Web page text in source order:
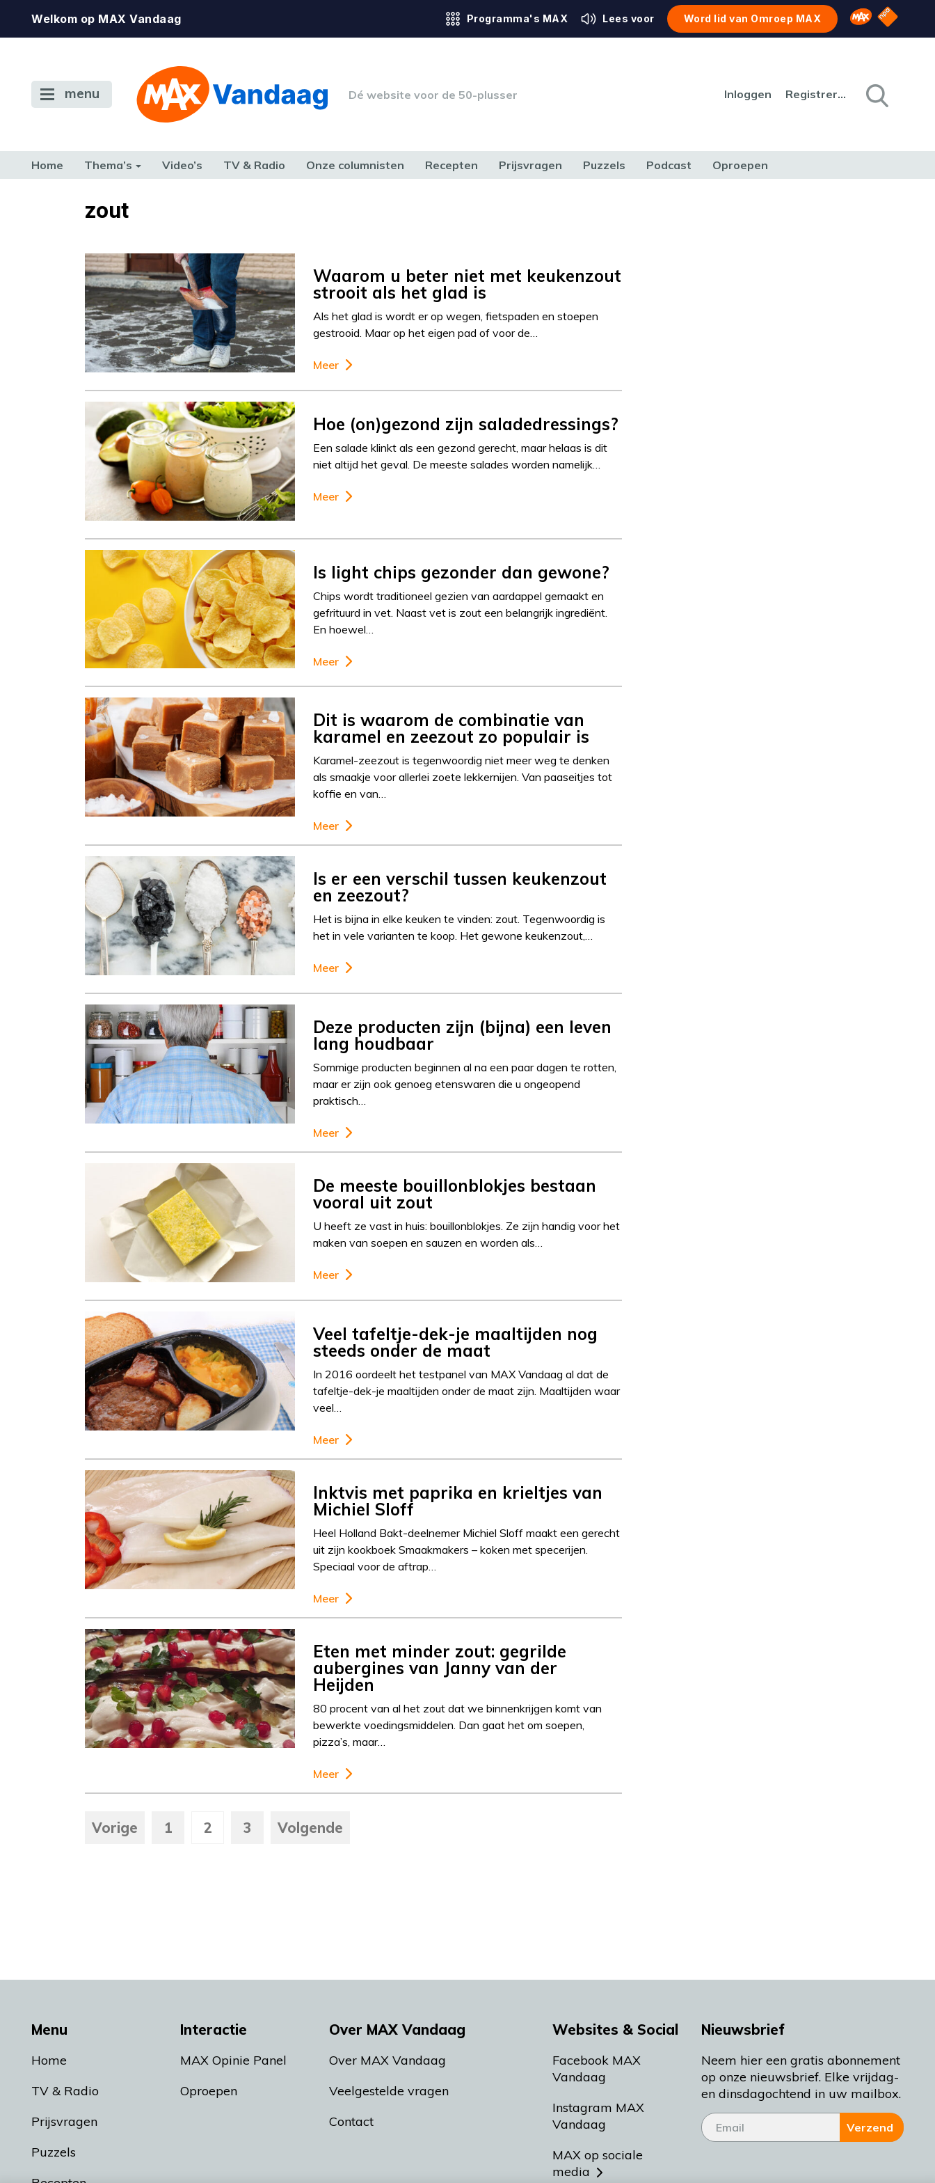
Welkom op MAX Vandaag Programma's MAX Lees voor Word lid van Omroep MAX Omroep MAX
NPO
menu Dé website voor de 50-plusser Inloggen Registreren
Home Thema’s Video’s TV & Radio Onze columnisten Recepten Prijsvragen Puzzels Podcast Oproepen
TERUG NAAR TOEN
zout
Waarom u beter niet met keukenzout
strooit als het glad is
Als het glad is wordt er op wegen, fietspaden en stoepen
gestrooid. Maar op het eigen pad of voor de…
Meer
Hoe (on)gezond zijn saladedressings?
Een salade klinkt als een gezond gerecht, maar helaas is dit
niet altijd het geval. De meeste salades worden namelijk…
Meer
Is light chips gezonder dan gewone?
Chips wordt traditioneel gezien van aardappel gemaakt en
gefrituurd in vet. Naast vet is zout een belangrijk ingrediënt.
En hoewel…
Meer
Dit is waarom de combinatie van
karamel en zeezout zo populair is
Karamel-zeezout is tegenwoordig niet meer weg te denken
als smaakje voor allerlei zoete lekkernijen. Van paaseitjes tot
koffie en van…
Meer
Is er een verschil tussen keukenzout
en zeezout?
Het is bijna in elke keuken te vinden: zout. Tegenwoordig is
het in vele varianten te koop. Het gewone keukenzout,…
Meer
Deze producten zijn (bijna) een leven
lang houdbaar
Sommige producten beginnen al na een paar dagen te rotten,
maar er zijn ook genoeg etenswaren die u ongeopend
praktisch…
Meer
De meeste bouillonblokjes bestaan
vooral uit zout
U heeft ze vast in huis: bouillonblokjes. Ze zijn handig voor het
maken van soepen en sauzen en worden als…
Meer
Veel tafeltje-dek-je maaltijden nog
steeds onder de maat
In 2016 oordeelt het testpanel van MAX Vandaag al dat de
tafeltje-dek-je maaltijden onder de maat zijn. Maaltijden waar
veel…
Meer
Inktvis met paprika en krieltjes van
Michiel Sloff
Heel Holland Bakt-deelnemer Michiel Sloff maakt een gerecht
uit zijn kookboek Smaakmakers – koken met specerijen.
Speciaal voor de aftrap…
Meer
Eten met minder zout: gegrilde
aubergines van Janny van der
Heijden
80 procent van al het zout dat we binnenkrijgen komt van
bewerkte voedingsmiddelen. Dan gaat het om soepen,
pizza’s, maar…
Meer
Vorige 1 2 3 Volgende
Menu
Home
TV & Radio
Prijsvragen
Puzzels
Interactie
MAX Opinie Panel
Oproepen
Over MAX Vandaag
Over MAX Vandaag
Veelgestelde vragen
Contact
Websites & Social
Facebook MAX
Vandaag
Instagram MAX
Vandaag
MAX op sociale
media
Nieuwsbrief
Neem hier een gratis abonnement
op onze nieuwsbrief. Elke vrijdag-
en dinsdagochtend in uw mailbox.
Verzend